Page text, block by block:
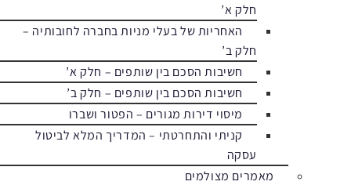
חלק א’
האחריות של בעלי מניות בחברה לחובותיה –
חלק ב’
חשיבות הסכם בין שותפים – חלק א’
חשיבות הסכם בין שותפים – חלק ב’
מיסוי דירות מגורים – הפטור ושברו
קניתי והתחרטתי – המדריך המלא לביטול
עסקה
מאמרים מצולמים